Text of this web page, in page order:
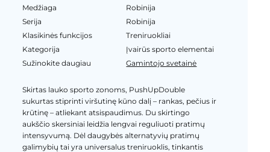
Medžiaga
Robinija
Serija
Robinija
Klasikinės funkcijos
Treniruokliai
Kategorija
Įvairūs sporto elementai
Sužinokite daugiau
Gamintojo svetainė
Skirtas lauko sporto zonoms, PushUpDouble
sukurtas stiprinti viršutinę kūno dalį – rankas, pečius ir
krūtinę – atliekant atsispaudimus. Du skirtingo
aukščio skersiniai leidžia lengvai reguliuoti pratimų
intensyvumą. Dėl daugybės alternatyvių pratimų
galimybių tai yra universalus treniruoklis, tinkantis